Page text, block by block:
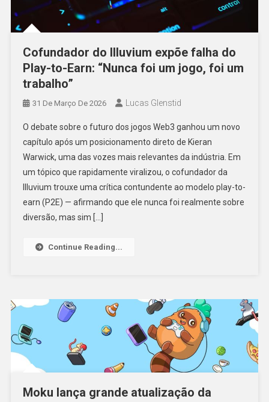
Cofundador do Illuvium expõe falha do
Play-to-Earn: “Nunca foi um jogo, foi um
trabalho”
31 De Março De 2026 Lucas Glenstid
O debate sobre o futuro dos jogos Web3 ganhou um novo
capítulo após um posicionamento direto de Kieran
Warwick, uma das vozes mais relevantes da indústria. Em
um tópico que rapidamente viralizou, o cofundador da
Illuvium trouxe uma crítica contundente ao modelo play-to-
earn (P2E) — afirmando que ele nunca foi realmente sobre
diversão, mas sim […]
Continue Reading...
Moku lança grande atualização da